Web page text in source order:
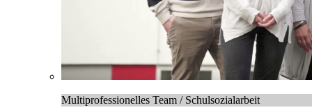
Multiprofessionelles Team / Schulsozialarbeit